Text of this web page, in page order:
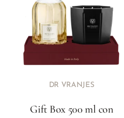
DR VRANJES
Gift Box 500 ml con